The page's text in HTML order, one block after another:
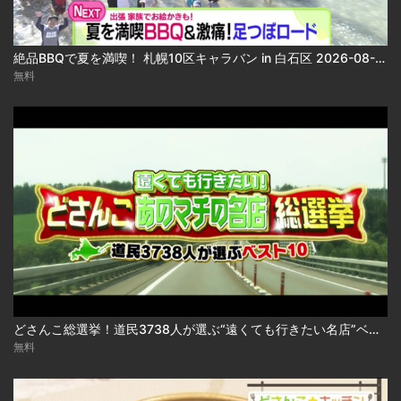
絶品BBQで夏を満喫！ 札幌10区キャラバン in 白石区 2026-08-06
無料
どさんこ総選挙！道民3738人が選ぶ“遠くても行きたい名店”ベスト10 2026-08-06
無料